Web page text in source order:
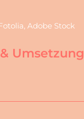
Adobe Stock
Umsetzung